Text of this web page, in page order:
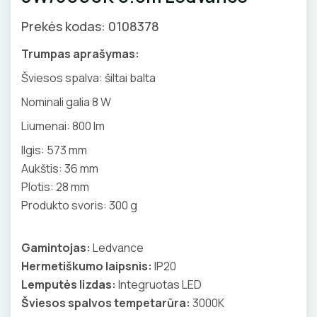
LAUKO ŠVIESTUVAI
Lubiniai šviestuvai
Pakabinami šviestuvai
Pastatomi šviestuvai, stulpeliai
Įmontuojami šviestuvai
Šviestuvai nuo judesio
Gatvių, parkų šviestuvai
APŠVIETIMO SISTEMOS
LED juostos
Bėginės apšvietimo sistemos
LEMPOS IR KITI PRIEDAI
Tradicinės lempos
Maitinimo šaltiniai
Valdikliai, pulteliai
Judesio davikliai
JUNGIKLIAI, KIŠTUKINIAI LIZDAI
MONTAŽINĖS DĖŽUTĖS
VAMZDŽIAI, GOFROS
ĮKROVIMO SPRENDIMAI
Įkrovimo stotelės
Įkrovimo kabeliai
AUTOMATINIAI JUNGIKLIAI
ATSUKTUVAI
Prekės kodas: 0108378
Trumpas aprašymas:
Šviesos spalva: šiltai balta
Nominali galia 8 W
Liumenai: 800 lm
Ilgis: 573 mm
Aukštis: 36 mm
Plotis: 28 mm
Produkto svoris: 300 g
Gamintojas: Ledvance
Hermetiškumo laipsnis: IP20
Lemputės lizdas: Integruotas LED
Šviesos spalvos tempetarūra: 3000K